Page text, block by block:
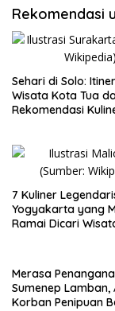
Rekomendasi
Sehari di Solo:
Wisata Kota Tua
Rekomendasi
7 Kuliner
Yogyakarta yang
Ramai Dicari
Merasa
Sumenep Lamban,
Korban Penipuan